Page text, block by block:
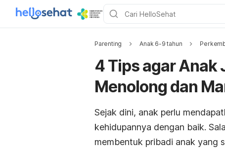
Parenting Anak 6-9 tahun
4 Tips agar Anak
Menolong dan
Sejak dini, anak perlu
kehidupannya dengan baik.
membentuk pribadi anak yang